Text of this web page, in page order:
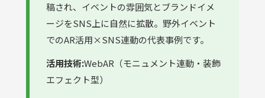
稿され、イベントの雰囲気とブランドイメ
ージをSNS上に自然に拡散。野外イベント
でのAR活用×SNS連動の代表事例です。
活用技術:WebAR（モニュメント連動・装飾
エフェクト型）